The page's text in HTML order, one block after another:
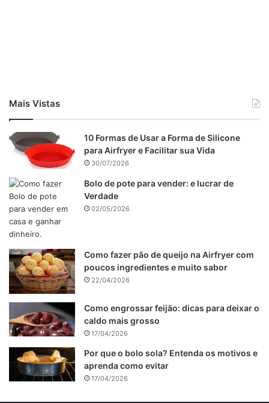
Mais Vistas
10 Formas de Usar a Forma de Silicone
para Airfryer e Facilitar sua Vida
30/07/2026
Bolo de pote para vender: e lucrar de
Verdade
02/05/2026
Como fazer pão de queijo na Airfryer com
poucos ingredientes e muito sabor
22/04/2026
Como engrossar feijão: dicas para deixar o
caldo mais grosso
17/04/2026
Por que o bolo sola? Entenda os motivos e
aprenda como evitar
17/04/2026